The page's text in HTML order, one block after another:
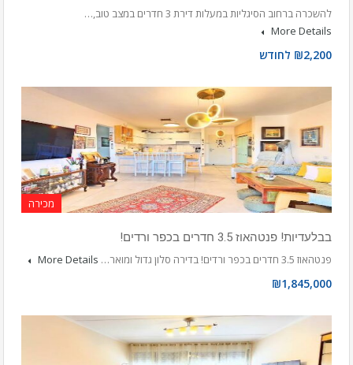
להשכרה ברחוב הסיגליות במעלות דירת 3 חדרים במצב טוב,…
More Details
₪2,200 לחודש
מכירה
בבלעדיות! פנטהאוז 3.5 חדרים בכפר ורדים!
פנטהאוז 3.5 חדרים בכפר ורדים! בדירה סלון גדול ומואר…
More Details
₪1,845,000